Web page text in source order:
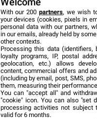
With our 200partners, we wish
your devices (cookies, pixels in
personal data with our partners,
in our emails, already held by
other contexts.
Processing this data (identifiers,
loyalty programs, IP, postal
geolocation, etc.) allows
content, commercial offers and
(including by email, post, SMS,
them, measuring their
You can "accept all" and
"cookie" icon. You can also "set
processing activities not subject
valid for 6 months.